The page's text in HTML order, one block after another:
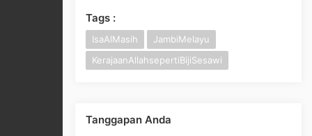
Tags :
IsaAlMasih
JambiMelayu
KerajaanAllahsepertiBijiSesawi
Tanggapan Anda